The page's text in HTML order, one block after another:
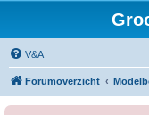
V&A
Forumoverzicht